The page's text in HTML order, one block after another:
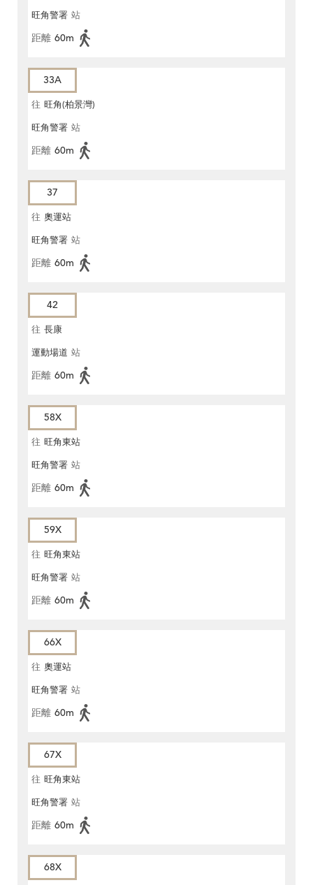
旺角警署 站
距離 60m
33A
往 旺角(柏景灣)
旺角警署 站
距離 60m
37
往 奧運站
旺角警署 站
距離 60m
42
往 長康
運動場道 站
距離 60m
58X
往 旺角東站
旺角警署 站
距離 60m
59X
往 旺角東站
旺角警署 站
距離 60m
66X
往 奧運站
旺角警署 站
距離 60m
67X
往 旺角東站
旺角警署 站
距離 60m
68X